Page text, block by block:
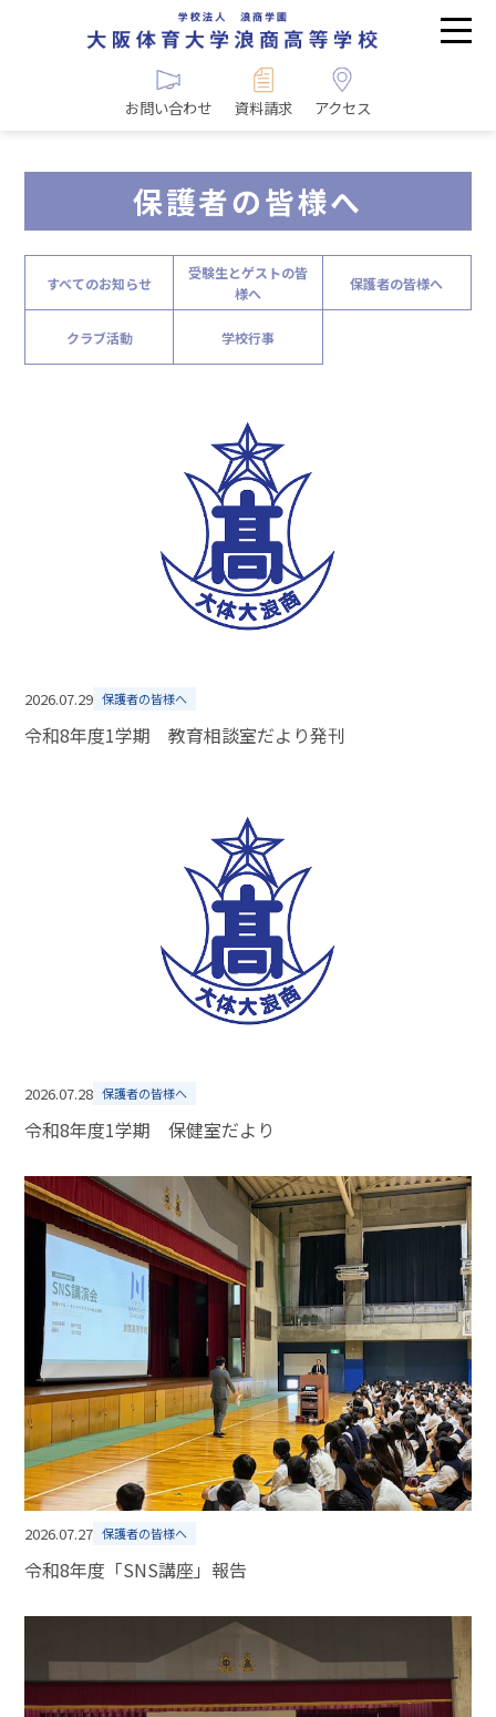
お問い合わせ 資料請求 アクセス
保護者の皆様へ
すべてのお知らせ
受験生とゲストの皆
様へ
保護者の皆様へ
クラブ活動 学校行事
2026.07.29 保護者の皆様へ
令和8年度1学期 教育相談室だより発刊
2026.07.28 保護者の皆様へ
令和8年度1学期 保健室だより
2026.07.27 保護者の皆様へ
令和8年度「SNS講座」報告